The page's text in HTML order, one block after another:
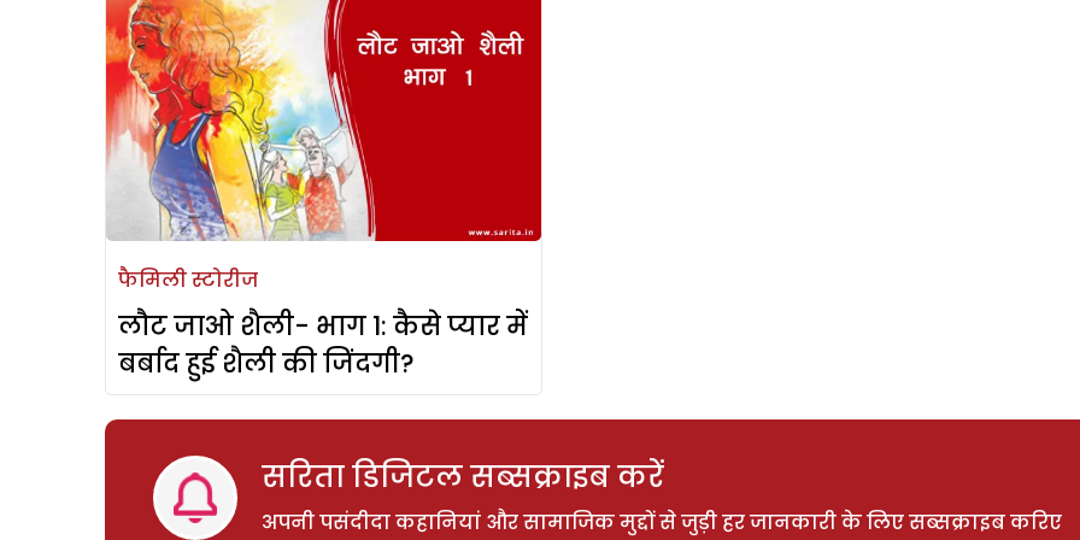
फैमिली स्टोरीज
लौट जाओ शैली- भाग 1: कैसे प्यार में
बर्बाद हुई शैली की जिंदगी?
सरिता डिजिटल सब्सक्राइब करें
अपनी पसंदीदा कहानियां और सामाजिक मुद्दों से जुड़ी हर जानकारी के लिए सब्सक्राइब करिए